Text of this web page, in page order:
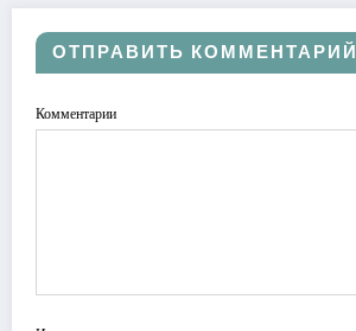
ОТПРАВИТЬ КОММЕНТАРИЙ
Комментарии